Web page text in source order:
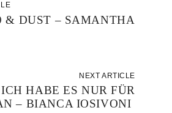
& DUST – SAMANTHA
NEXT ARTICLE
ICH HABE ES NUR FÜR
– BIANCA IOSIVONI